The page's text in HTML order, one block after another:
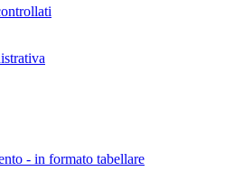
- in formato tabellare